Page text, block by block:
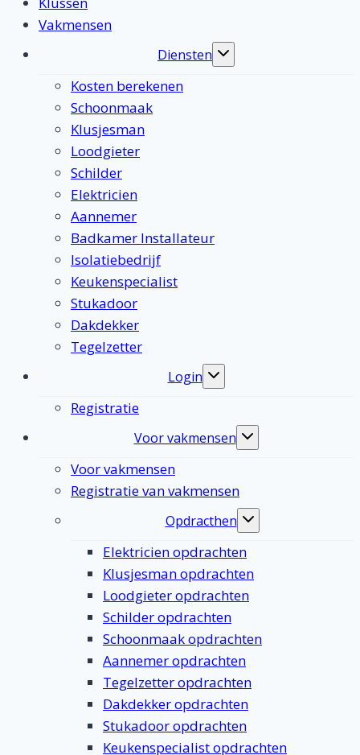
Vakmensen
Diensten
Toggle
Kosten berekenen
Schoonmaak
Klusjesman
Loodgieter
Schilder
Elektricien
Aannemer
Badkamer Installateur
Isolatiebedrijf
Keukenspecialist
Stukadoor
Dakdekker
Tegelzetter
Login
Toggle
Registratie
Voor vakmensen
Toggle
Voor vakmensen
Registratie van vakmensen
Opdracthen
Toggle
Elektricien opdrachten
Klusjesman opdrachten
Loodgieter opdrachten
Schilder opdrachten
Schoonmaak opdrachten
Aannemer opdrachten
Tegelzetter opdrachten
Dakdekker opdrachten
Stukadoor opdrachten
Keukenspecialist opdrachten